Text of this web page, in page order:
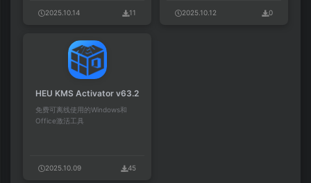
11
2025.10.14 0
2025.10.12
HEU KMS Activator v63.2
免费可离线使用的Windows和
Office激活工具
45
2025.10.09